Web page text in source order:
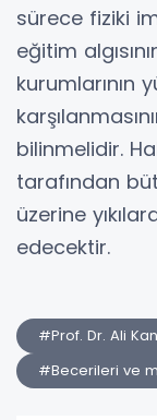
sürece fiziki
eğitim
kurumlarının
bilinmelidir.
tarafından
üzerine
edecektir.
#Prof. Dr. Ali
#Becerileri ve